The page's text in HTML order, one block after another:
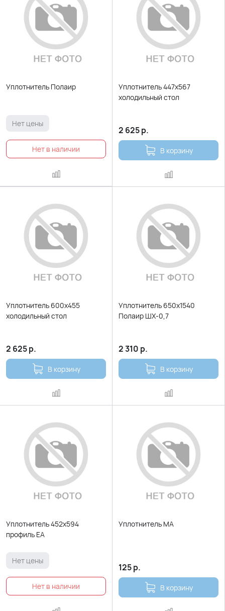
Уплотнитель Полаир
Нет цены
Уплотнитель 447х567
холодильный стол
2 625р.
В корзину
Уплотнитель 600х455
холодильный стол
2 625р.
В корзину
Уплотнитель 650х1540
Полаир ШХ-0,7
2 310 р.
В корзину
Уплотнитель 452х594
профиль ЕА
Нет цены
Уплотнитель МА
125р.
В корзину